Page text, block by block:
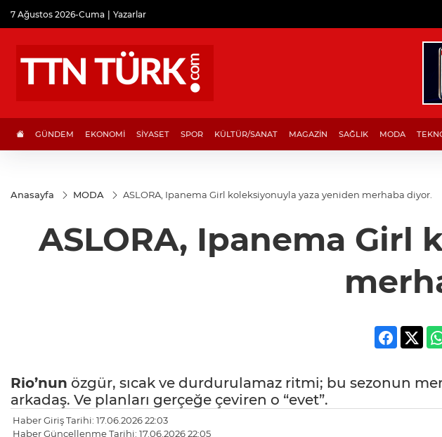
7 Ağustos 2026-Cuma Yazarlar
GÜNDEM EKONOMİ SİYASET SPOR KÜLTÜR/SANAT MAGAZİN SAĞLIK MODA
Anasayfa MODA ASLORA, Ipanema Girl koleksiyonuyla yaza yeniden merhaba diyor.
ASLORA, Ipanema Girl
Rio’nun özgür, sıcak ve durdurulamaz ritmi; bu sezonun
arkadaş. Ve planları gerçeğe çeviren o “evet”.
Haber Giriş Tarihi: 17.06.2026 22:03
Haber Güncellenme Tarihi: 17.06.2026 22:05